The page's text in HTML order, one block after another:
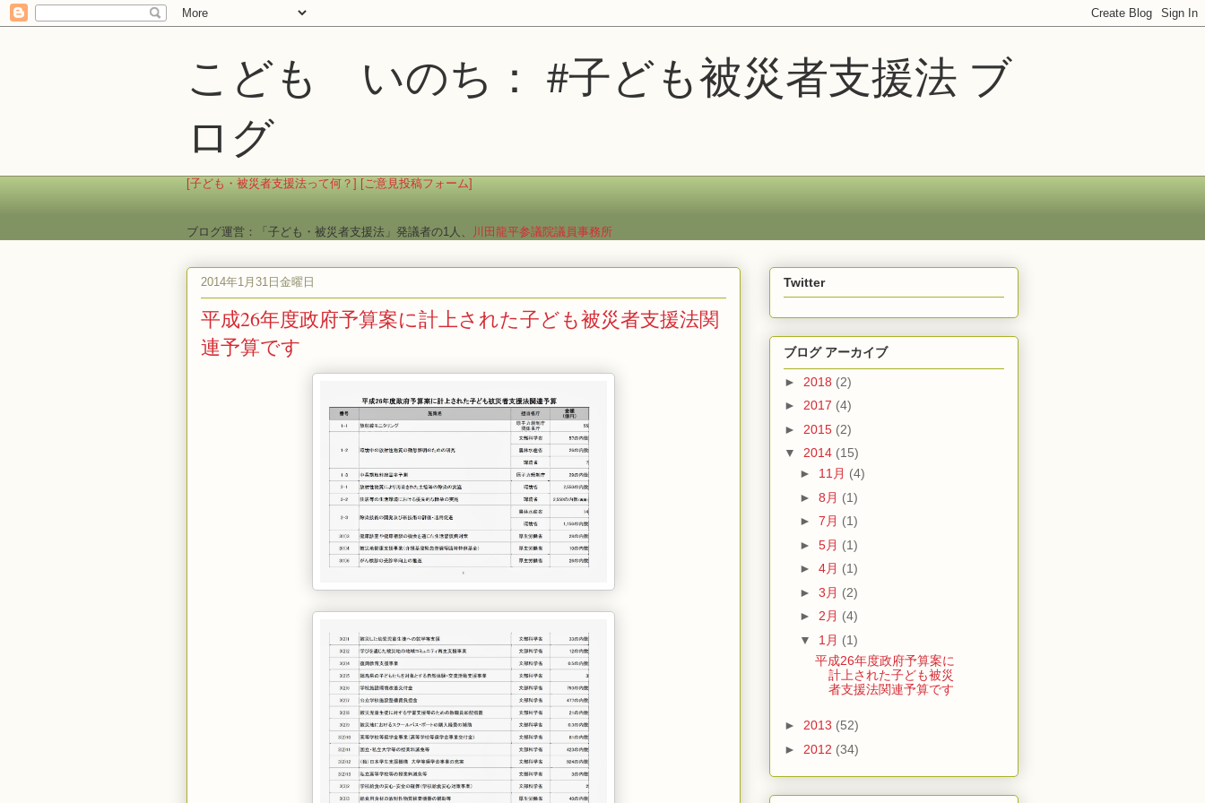
こども いのち： #子ども被災者支援法 ブ
ログ
[子ども・被災者支援法って何？] [ご意見投稿フォーム]
ブログ運営：「子ども・被災者支援法」発議者の1人、 川田龍平参議院議員事務所
2014年1月31日金曜日
平成26年度政府予算案に計上された子ども被災者支援法関
連予算です
Twitter
ブログ アーカイブ
► 2018 (2)
► 2017 (4)
► 2015 (2)
▼ 2014 (15)
► 11月 (4)
► 8月 (1)
► 7月 (1)
► 5月 (1)
► 4月 (1)
► 3月 (2)
► 2月 (4)
▼ 1月 (1)
平成26年度政府予算案に
計上された子ども被災
者支援法関連予算です
► 2013 (52)
► 2012 (34)